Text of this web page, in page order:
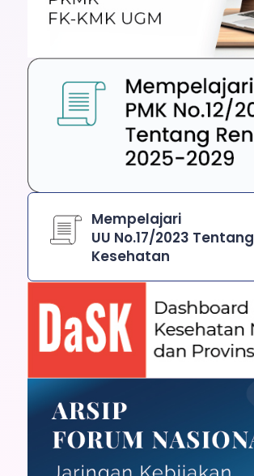
Mempelajari
UU No.17/2023 Tentang
Kesehatan